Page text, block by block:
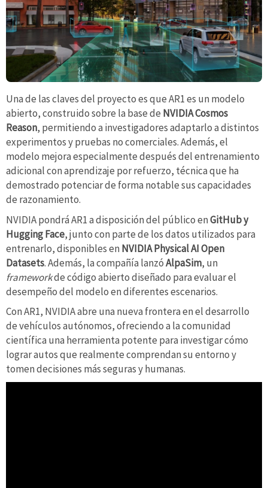
Una de las claves del proyecto es que AR1 es un modelo
abierto, construido sobre la base de NVIDIA Cosmos
Reason, permitiendo a investigadores adaptarlo a distintos
experimentos y pruebas no comerciales. Además, el
modelo mejora especialmente después del entrenamiento
adicional con aprendizaje por refuerzo, técnica que ha
demostrado potenciar de forma notable sus capacidades
de razonamiento.
NVIDIA pondrá AR1 a disposición del público enGitHub y
Hugging Face, junto con parte de los datos utilizados para
entrenarlo, disponibles en NVIDIA Physical AI Open
Datasets. Además, la compañía lanzóAlpaSim, un
frameworkde código abierto diseñado para evaluar el
desempeño del modelo en diferentes escenarios.
Con AR1, NVIDIA abre una nueva frontera en el desarrollo
de vehículos autónomos, ofreciendo a la comunidad
científica una herramienta potente para investigar cómo
lograr autos que realmente comprendan su entorno y
tomen decisiones más seguras y humanas.